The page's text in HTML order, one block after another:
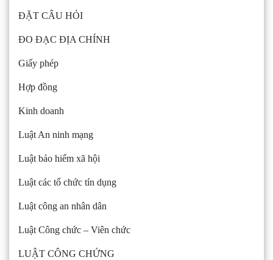
ĐẶT CÂU HỎI
ĐO ĐẠC ĐỊA CHÍNH
Giấy phép
Hợp đồng
Kinh doanh
Luật An ninh mạng
Luật bảo hiểm xã hội
Luật các tổ chức tín dụng
Luật công an nhân dân
Luật Công chức – Viên chức
LUẬT CÔNG CHỨNG